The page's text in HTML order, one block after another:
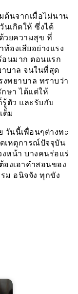
ต้นจากเมื่อไม่นาน
นเกิดให้ ซึ่งได้
วยความสุข ที่
องเสียอย่างแรง
นมาก ตอนแรก
าบาล จนในที่สุด
งพยาบาล ทราบว่า
ษา ได้แต่ให้
ตัว และรับกับ
ต็ม
วันนี้เพื่อนๆต่างทะ
เหตุการณ์ปัจจุบัน
หน้า บางคนร่อแร่
งเอาคำสอนของ
ม อนิจจัง ทุกขัง